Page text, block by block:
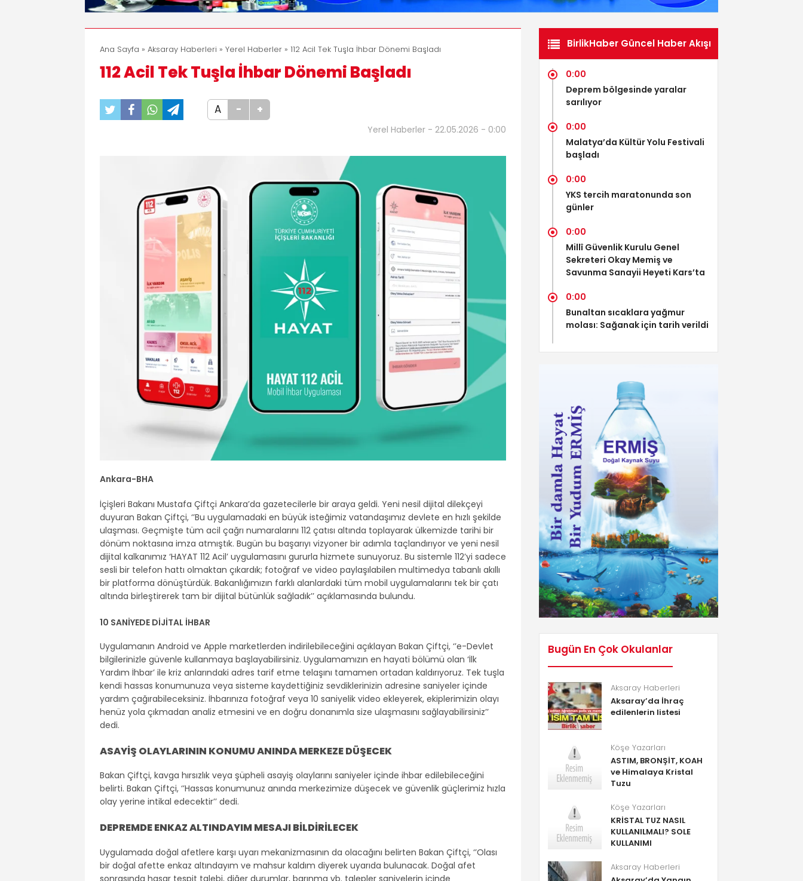
Ana Sayfa » Aksaray Haberleri » Yerel Haberler » 112 Acil Tek Tuşla İhbar Dönemi Başladı
112 Acil Tek Tuşla İhbar Dönemi Başladı
A - +
Yerel Haberler - 22.05.2026 - 0:00
Ankara-BHA
İçişleri Bakanı Mustafa Çiftçi Ankara’da gazetecilerle bir araya geldi. Yeni nesil dijital dilekçeyi
duyuran Bakan Çiftçi, ‘’Bu uygulamadaki en büyük isteğimiz vatandaşımız devlete en hızlı şekilde
ulaşması. Geçmişte tüm acil çağrı numaralarını 112 çatısı altında toplayarak ülkemizde tarihi bir
dönüm noktasına imza atmıştık. Bugün bu başarıyı vizyoner bir adımla taçlandırıyor ve yeni nesil
dijital kalkanımız ‘HAYAT 112 Acil’ uygulamasını gururla hizmete sunuyoruz. Bu sistemle 112’yi sadece
sesli bir telefon hattı olmaktan çıkardık; fotoğraf ve video paylaşılabilen multimedya tabanlı akıllı
bir platforma dönüştürdük. Bakanlığımızın farklı alanlardaki tüm mobil uygulamalarını tek bir çatı
altında birleştirerek tam bir dijital bütünlük sağladık’’ açıklamasında bulundu.
10 SANİYEDE DİJİTAL İHBAR
Uygulamanın Android ve Apple marketlerden indirilebileceğini açıklayan Bakan Çiftçi, ‘’e-Devlet
bilgilerinizle güvenle kullanmaya başlayabilirsiniz. Uygulamamızın en hayati bölümü olan ‘İlk
Yardım İhbar’ ile kriz anlarındaki adres tarif etme telaşını tamamen ortadan kaldırıyoruz. Tek tuşla
kendi hassas konumunuza veya sisteme kaydettiğiniz sevdiklerinizin adresine saniyeler içinde
yardım çağırabileceksiniz. İhbarınıza fotoğraf veya 10 saniyelik video ekleyerek, ekiplerimizin olayı
henüz yola çıkmadan analiz etmesini ve en doğru donanımla size ulaşmasını sağlayabilirsiniz’’
dedi.
ASAYİŞ OLAYLARININ KONUMU ANINDA MERKEZE DÜŞECEK
Bakan Çiftçi, kavga hırsızlık veya şüpheli asayiş olaylarını saniyeler içinde ihbar edilebileceğini
belirti. Bakan Çiftçi, ‘’Hassas konumunuz anında merkezimize düşecek ve güvenlik güçlerimiz hızla
olay yerine intikal edecektir’’ dedi.
DEPREMDE ENKAZ ALTINDAYIM MESAJI BİLDİRİLECEK
Uygulamada doğal afetlere karşı uyarı mekanizmasının da olacağını belirten Bakan Çiftçi, ‘’Olası
bir doğal afette enkaz altındayım ve mahsur kaldım diyerek uyarıda bulunacak. Doğal afet
sonrasında hasar tespit talebi, diğer durumlar, barınma vb. talepler saniyelerin içinde
BirlikHaber Güncel Haber Akışı
0:00
Deprem bölgesinde yaralar
sarılıyor
0:00
Malatya’da Kültür Yolu Festivali
başladı
0:00
YKS tercih maratonunda son
günler
0:00
Millî Güvenlik Kurulu Genel
Sekreteri Okay Memiş ve
Savunma Sanayii Heyeti Kars’ta
0:00
Bunaltan sıcaklara yağmur
molası: Sağanak için tarih verildi
Bugün En Çok Okulanlar
Aksaray Haberleri
Aksaray’da İhraç
edilenlerin listesi
Köşe Yazarları
ASTIM, BRONŞİT, KOAH
ve Himalaya Kristal
Tuzu
Köşe Yazarları
KRİSTAL TUZ NASIL
KULLANILMALI? SOLE
KULLANIMI
Aksaray Haberleri